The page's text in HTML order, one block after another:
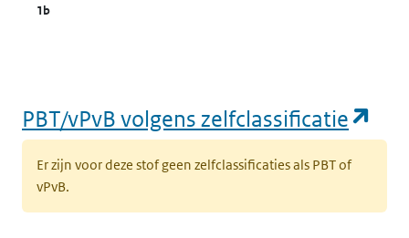
1b
PBT/vPvB volgens zelfclassificatie
Er zijn voor deze stof geen zelfclassificaties als PBT of
vPvB.